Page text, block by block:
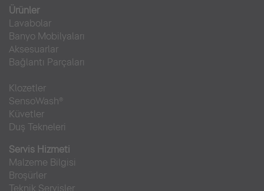
Ürünler
Lavabolar
Banyo Mobilyaları
Aksesuarlar
Bağlantı Parçaları
Klozetler
SensoWash®
Küvetler
Duş Tekneleri
Servis Hizmeti
Malzeme Bilgisi
Broşürler
Teknik Servisler